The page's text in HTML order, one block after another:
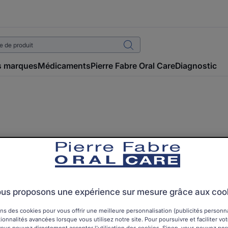
marquesMédicamentsPierre Fabre Oral CareDiagnostic
Contactez-nous
ou besoin d'un conseil ? Veuillez remplir le formulaire
répondrons dans les meilleurs délais.
proposons une expérience sur mesure grâce aux
des cookies pour vous offrir une meilleure personnalisation (publicités
avancées lorsque vous utilisez notre site. Pour poursuivre et faciliter